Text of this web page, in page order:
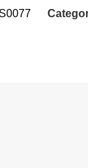
S0077